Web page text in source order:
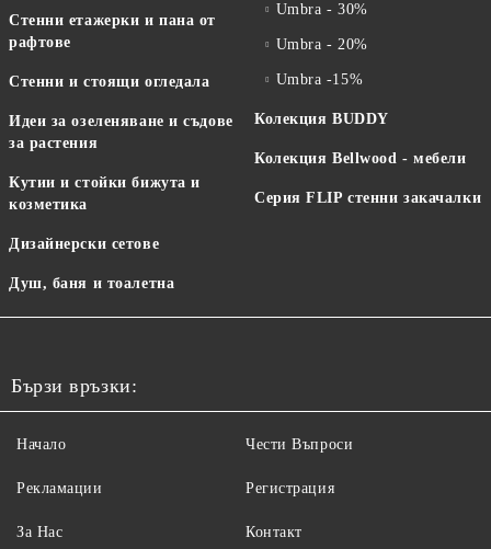
Стенни етажерки и пана от
рафтове
Стенни и стоящи огледала
Идеи за озеленяване и съдове
за растения
Кутии и стойки бижута и
козметика
Дизайнерски сетове
Душ, баня и тоалетна
Umbra - 30%
Umbra - 20%
Umbra -15%
Колекция BUDDY
Колекция Bellwood - мебели
Серия FLIP стенни закачалки
Бързи връзки:
Начало
Рекламации
За Нас
Чести Въпроси
Регистрация
Контакт